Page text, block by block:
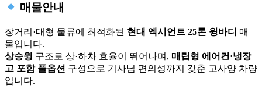
매물안내
장거리·대형 물류에 최적화된 현대 엑시언트 25톤 윙바디 매
물입니다.
상승윙 구조로 상·하차 효율이 뛰어나며, 매립형 에어컨·냉장
고 포함 풀옵션 구성으로 기사님 편의성까지 갖춘 고사양 차량
입니다.